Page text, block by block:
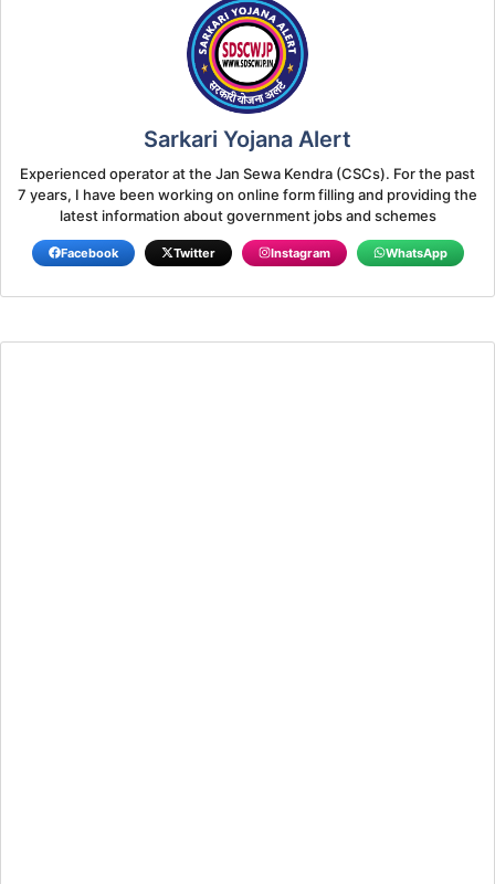
Sarkari Yojana Alert
Experienced operator at the Jan Sewa Kendra (CSCs). For the past
7 years, I have been working on online form filling and providing the
latest information about government jobs and schemes
Facebook Twitter Instagram WhatsApp